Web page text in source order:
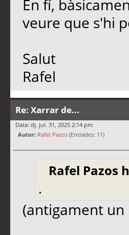
En fí,
veure que s'hi
Salut
Rafel
Re: Xarrar de...
Data: dj. jul. 31, 2025 2:14 pm
Autor: Rafel Pazos (Entrades: 11)
Rafel Pazos
.
(antigament